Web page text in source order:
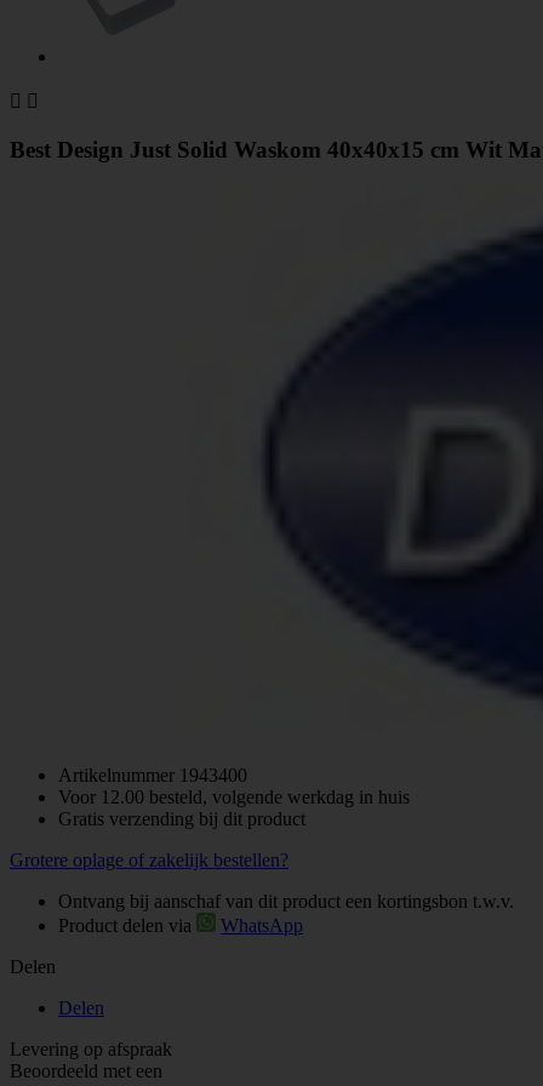
 
Best Design Just Solid Waskom 40x40x15 cm Wit
Artikelnummer 1943400
Voor 12.00 besteld, volgende werkdag in huis
Gratis verzending bij dit product
Grotere oplage of zakelijk bestellen?
Ontvang bij aanschaf van dit product een kortingsbon t.w.v.
Product delen via
WhatsApp
Delen
Delen
Levering op afspraak
Beoordeeld met een